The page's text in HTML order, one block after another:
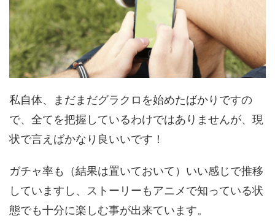
私自体、まだまだグラクロを始めたばかりですの
で、全てを把握しているわけではありませんが、現
状で言えばかなり良いいです！
ガチャ率も（結果は置いておいて）いい感じで推移
していますし、ストーリーもアニメで知っている状
態でも十分に楽しむ事が出来ています。